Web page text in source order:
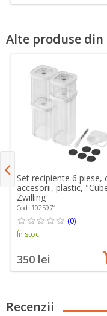
Alte produse din
Set recipiente 6 piese,
accesorii, plastic,
Zwilling
Cod: 1025971
(0)
În stoc
350 lei
Recenzii